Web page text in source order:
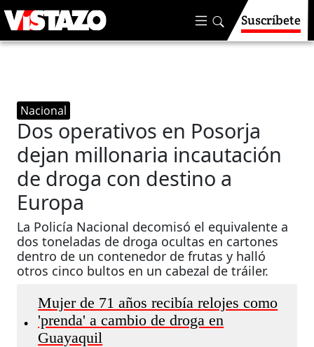
Suscríbete
Nacional
Dos operativos en Posorja
dejan millonaria incautación
de droga con destino a
Europa
La Policía Nacional decomisó el equivalente a
dos toneladas de droga ocultas en cartones
dentro de un contenedor de frutas y halló
otros cinco bultos en un cabezal de tráiler.
•
Mujer de 71 años recibía relojes como
'prenda' a cambio de droga en
Guayaquil